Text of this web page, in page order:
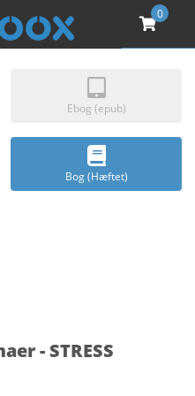
0
Ebog (epub)
Bog (Hæftet)
- STRESS